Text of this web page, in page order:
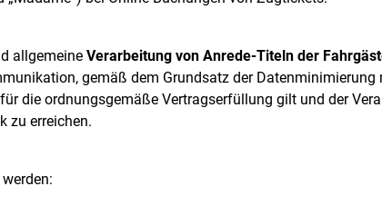
allgemeine Verarbeitung von Anrede-Titeln der
gemäß dem Grundsatz der Datenminimierung
die ordnungsgemäße Vertragserfüllung gilt und der
zu erreichen.